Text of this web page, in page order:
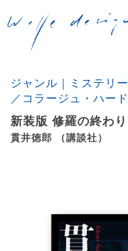
ジャンル｜ミステリ
／コラージュ・ハー
新装版 修羅の終わ
貫井徳郎 （講談社）